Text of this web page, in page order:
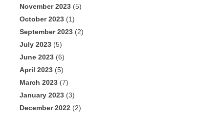
November 2023 (5)
October 2023 (1)
September 2023 (2)
July 2023 (5)
June 2023 (6)
April 2023 (5)
March 2023 (7)
January 2023 (3)
December 2022 (2)